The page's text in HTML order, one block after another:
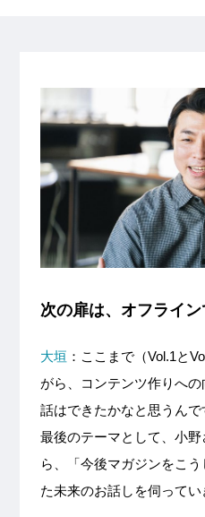
次の扉は、オフライ
大垣 ：ここまで（Vol.1と
がら、コンテンツ作りへ
話はできたかなと思うん
最後のテーマとして、小
ら、「今後マガジンをこ
た未来のお話しを伺ってい